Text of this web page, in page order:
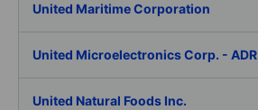
United Maritime Corporation
United Microelectronics Corp. - ADR
United Natural Foods Inc.